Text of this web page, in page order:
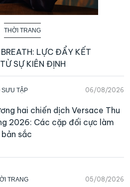
THỜI TRANG
BREATH: LỰC ĐẨY KẾT
SỰ KIÊN ĐỊNH
SƯU TẬP 06/08/2026
hai chiến dịch Versace Thu
2026: Các cặp đối cực làm
bản sắc
TRANG 05/08/2026